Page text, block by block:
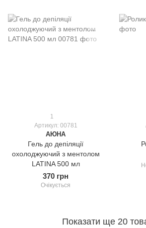
1
Артикул: 00781
АЮНА
Гель до депіляції
охолоджуючий з ментолом
LATINA 500 мл
370 грн
Очікується
Показати ще 20